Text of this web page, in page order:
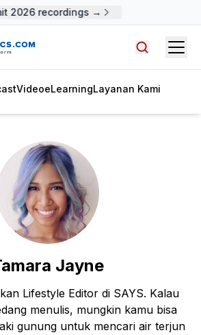
2026 recordings →
VideoeLearningLayanan Kami
Jayne
Lifestyle Editor di SAYS. Kalau
menulis, mungkin kamu bisa
gunung untuk mencari air terjun